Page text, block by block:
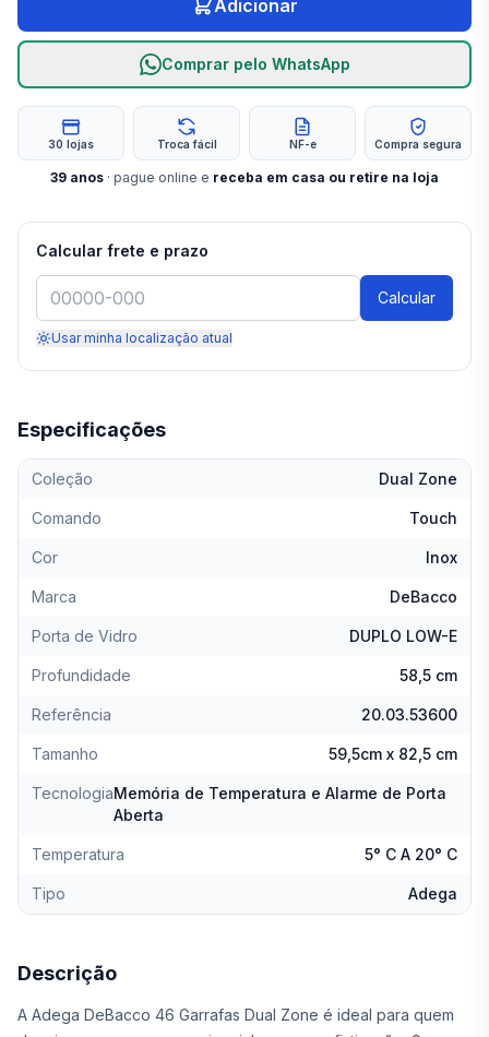
Especificações
Coleção Dual Zone
Comando Touch
Cor Inox
Marca DeBacco
Porta de Vidro DUPLO LOW-E
Profundidade 58,5 cm
Referência 20.03.53600
Tamanho 59,5cm x 82,5 cm
TecnologiaMemória de Temperatura e Alarme de Porta
Aberta
Temperatura 5° C A 20° C
Tipo Adega
Descrição
A Adega DeBacco 46 Garrafas Dual Zone é ideal para quem
Adicionar
Comprar pelo WhatsApp
30 lojas Troca fácil NF-e Compra segura
39 anos · pague online e receba em casa ou retire na loja
Calcular frete e prazo
Calcular
Usar minha localização atual